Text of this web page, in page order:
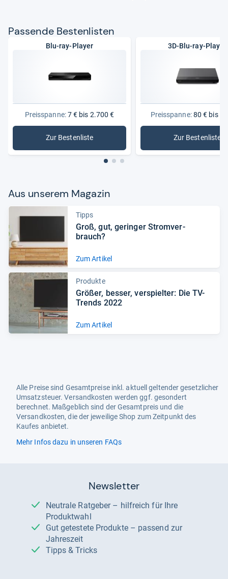
Pas­sende Bes­ten­lis­ten
Blu-ray-Player
Preisspanne:7 € bis 2.700 €
Zur Bestenliste
: Blu-ray-Player
3D-Blu-ray-Player
Preisspanne:80 € bis
Zur Bestenliste
: 3D-Blu-
Aus unse­rem Maga­zin
Tipps
Groß, gut, gerin­ger Strom­ver­
brauch?
Zum Artikel
Produkte
Grö­ßer, bes­ser, ver­spiel­ter: Die TV-​
Trends 2022
Zum Artikel
Alle Preise sind Gesamtpreise inkl. aktuell geltender gesetzlicher
Umsatzsteuer. Versandkosten werden ggf. gesondert
berechnet. Maßgeblich sind der Gesamtpreis und die
Versandkosten, die der jeweilige Shop zum Zeitpunkt des
Kaufes anbietet.
Mehr Infos dazu in unseren FAQs
Newsletter
Neutrale Ratgeber – hilfreich für Ihre
Produktwahl
Gut getestete Produkte – passend zur
Jahreszeit
Tipps & Tricks